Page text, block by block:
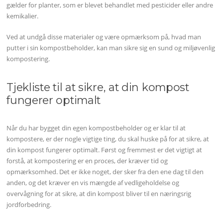
gælder for planter, som er blevet behandlet med pesticider eller andre
kemikalier.
Ved at undgå disse materialer og være opmærksom på, hvad man
putter i sin kompostbeholder, kan man sikre sig en sund og miljøvenlig
kompostering.
Tjekliste til at sikre, at din kompost
fungerer optimalt
Når du har bygget din egen kompostbeholder og er klar til at
kompostere, er der nogle vigtige ting, du skal huske på for at sikre, at
din kompost fungerer optimalt. Først og fremmest er det vigtigt at
forstå, at kompostering er en proces, der kræver tid og
opmærksomhed. Det er ikke noget, der sker fra den ene dag til den
anden, og det kræver en vis mængde af vedligeholdelse og
overvågning for at sikre, at din kompost bliver til en næringsrig
jordforbedring.